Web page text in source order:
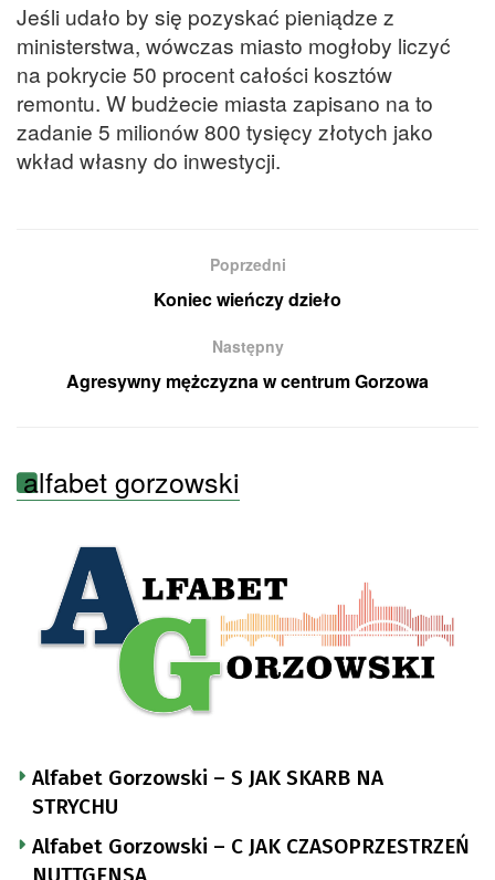
Jeśli udało by się pozyskać pieniądze z
ministerstwa, wówczas miasto mogłoby liczyć
na pokrycie 50 procent całości kosztów
remontu. W budżecie miasta zapisano na to
zadanie 5 milionów 800 tysięcy złotych jako
wkład własny do inwestycji.
Poprzedni
Koniec wieńczy dzieło
Następny
Agresywny mężczyzna w centrum Gorzowa
alfabet gorzowski
Alfabet Gorzowski – S JAK SKARB NA
STRYCHU
Alfabet Gorzowski – C JAK CZASOPRZESTRZEŃ